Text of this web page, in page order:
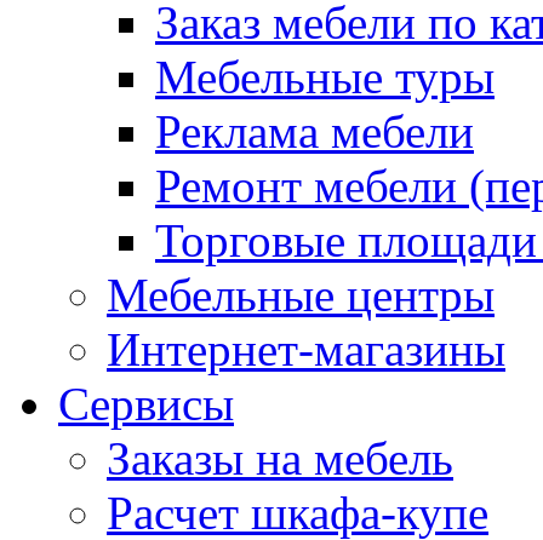
Заказ мебели по
Мебельные туры
Реклама мебели
Ремонт мебели
Торговые
Мебельные центры
Интернет-магазины
Сервисы
Заказы на мебель
Расчет шкафа-купе